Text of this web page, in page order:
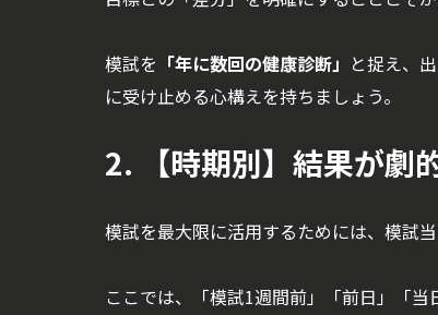
模試を 「年に数回の健康診断」 と捉え、
に受け止める心構えを持ちましょう。
2. 【時期別】結果が劇
模試を最大限に活用するためには、模試
ここでは、「模試1週間前」「前日」「